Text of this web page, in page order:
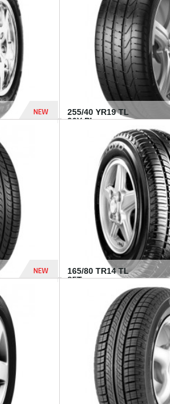
NEW
255/40 YR19 TL
96Y PI...
NEW
165/80 TR14 TL
85T...